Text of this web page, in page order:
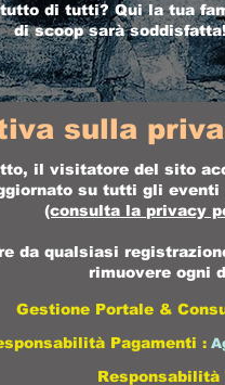
tutto di tutti? Qui la tua
di scoop sarà
sulla
il visitatore del sito
su tutti gli
(consulta la privacy
da qualsiasi
rimuovere ogni
Gestione Portale &
Pagamenti :